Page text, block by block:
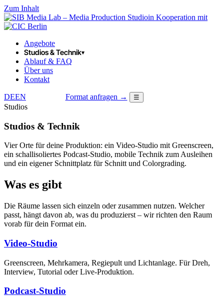
Zum Inhalt
in Kooperation mit
Angebote
Studios & Technik▾
Ablauf & FAQ
Über uns
Kontakt
DEEN Format anfragen → ☰
Studios
Studios & Technik
Vier Orte für deine Produktion: ein Video-Studio mit Greenscreen,
ein schallisoliertes Podcast-Studio, mobile Technik zum Ausleihen
und ein eigener Schnittplatz für Schnitt und Colorgrading.
Was es gibt
Die Räume lassen sich einzeln oder zusammen nutzen. Welcher
passt, hängt davon ab, was du produzierst – wir richten den Raum
vorab für dein Format ein.
Video-Studio
Greenscreen, Mehrkamera, Regiepult und Lichtanlage. Für Dreh,
Interview, Tutorial oder Live-Produktion.
Podcast-Studio